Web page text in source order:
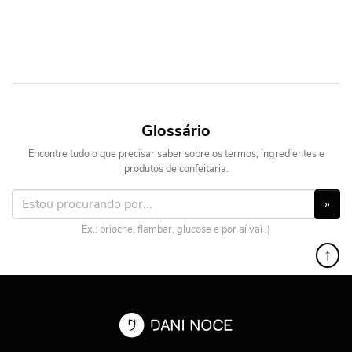
Glossário
Encontre tudo o que precisar saber sobre os termos, ingredientes e
produtos de confeitaria.
»
Ex.: brioche, flambar, glucose e por aí vai :)
↑